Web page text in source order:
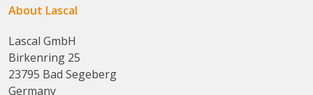
About Lascal
Lascal GmbH
Birkenring 25
23795 Bad Segeberg
Germany